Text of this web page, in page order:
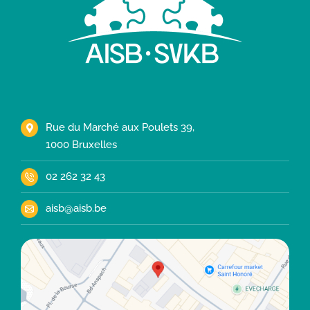
Rue du Marché aux Poulets 39,
1000 Bruxelles
02 262 32 43
aisb@aisb.be